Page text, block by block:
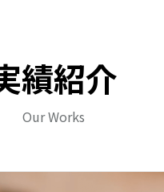
績紹介
Our Works